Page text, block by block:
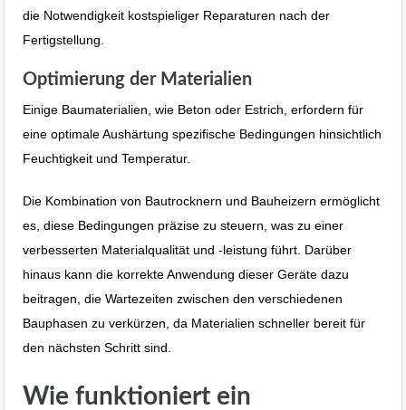
die Notwendigkeit kostspieliger Reparaturen nach der
Fertigstellung.
Optimierung der Materialien
Einige Baumaterialien, wie Beton oder Estrich, erfordern für
eine optimale Aushärtung spezifische Bedingungen hinsichtlich
Feuchtigkeit und Temperatur.
Die Kombination von Bautrocknern und Bauheizern ermöglicht
es, diese Bedingungen präzise zu steuern, was zu einer
verbesserten Materialqualität und -leistung führt. Darüber
hinaus kann die korrekte Anwendung dieser Geräte dazu
beitragen, die Wartezeiten zwischen den verschiedenen
Bauphasen zu verkürzen, da Materialien schneller bereit für
den nächsten Schritt sind.
Wie funktioniert ein